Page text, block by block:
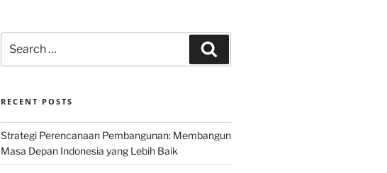
for:
RECENT POSTS
Strategi Perencanaan Pembangunan: Membangun
Masa Depan Indonesia yang Lebih Baik